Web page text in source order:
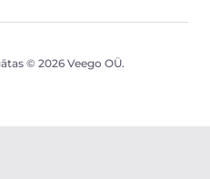
© 2026 Veego OÜ.